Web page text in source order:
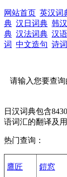
网站首页 英汉词
典 汉日词典 韩
典 汉法词典 汉
词 中文造句 诗
请输入您要查询
日汉词典包含
语词汇的翻译及
热门查询：
鷹匠 鎧窓